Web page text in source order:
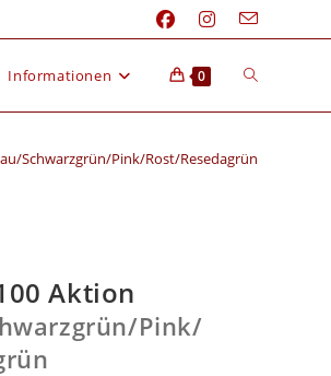
Informationen 0
Schwarzgrün/Pink/Rost/Resedagrün
Aktion
Pink/